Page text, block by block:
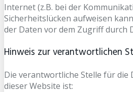
Internet (z.B. bei der
Sicherheitslücken aufweisen
der Daten vor dem Zugriff durch
Hinweis zur verantwortlichen
Die verantwortliche Stelle für
dieser Website ist: